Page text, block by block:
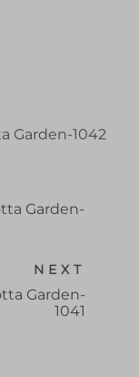
Garden-
NEXT
Garden-
1041